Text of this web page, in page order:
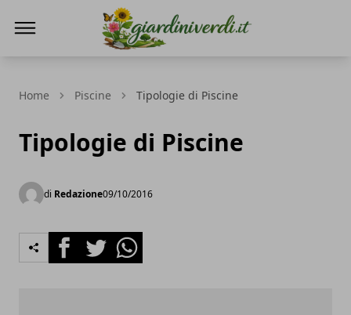
Home Piscine Tipologie di Piscine
Tipologie di Piscine
di Redazione09/10/2016
FacebookTwitterWhatsapp